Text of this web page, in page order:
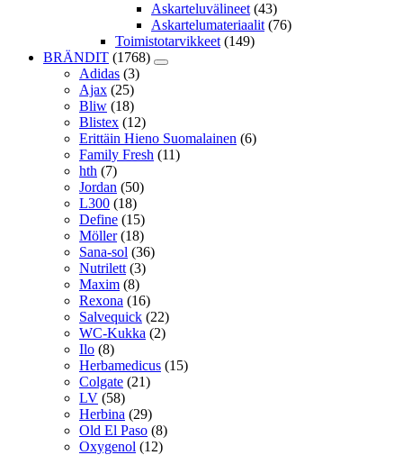
Askarteluvälineet (43)
Askartelumateriaalit (76)
Toimistotarvikkeet (149)
BRÄNDIT (1768)
Adidas (3)
Ajax (25)
Bliw (18)
Blistex (12)
Erittäin Hieno Suomalainen (6)
Family Fresh (11)
hth (7)
Jordan (50)
L300 (18)
Define (15)
Möller (18)
Sana-sol (36)
Nutrilett (3)
Maxim (8)
Rexona (16)
Salvequick (22)
WC-Kukka (2)
Ilo (8)
Herbamedicus (15)
Colgate (21)
LV (58)
Herbina (29)
Old El Paso (8)
Oxygenol (12)